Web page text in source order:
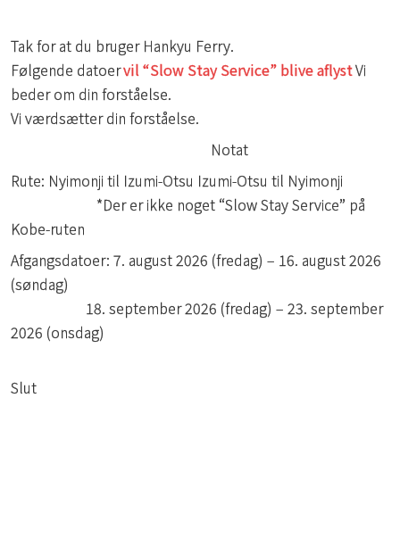
Tak for at du bruger Hankyu Ferry.
Følgende datoervil “Slow Stay Service” blive aflystVi
beder om din forståelse.
Vi værdsætter din forståelse.
Notat
Rute: Nyimonji til Izumi-Otsu Izumi-Otsu til Nyimonji
*Der er ikke noget “Slow Stay Service” på
Kobe-ruten
Afgangsdatoer: 7. august 2026 (fredag) – 16. august 2026
(søndag)
18. september 2026 (fredag) – 23. september
2026 (onsdag)
Slut